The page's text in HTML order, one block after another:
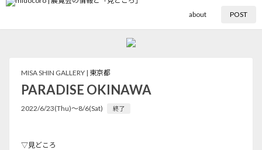
about POST
MISA SHIN GALLERY | 東京都
PARADISE OKINAWA
2022/6/23(Thu)〜8/6(Sat) 終了
▽見どころ